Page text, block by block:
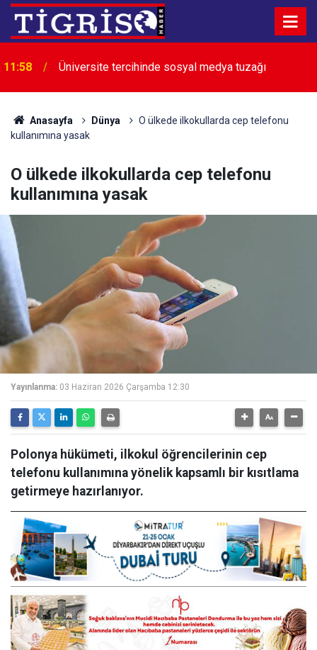
11:58 Üniversite tercihinde sosyal medya tuzağı
11:52
Spor hisseleri arasında yatırımcısını sadece
Beşiktaş sevindirdi
Anasayfa Dünya
O ülkede ilkokullarda cep telefonu
kullanımına yasak
O ülkede ilkokullarda cep telefonu
kullanımına yasak
Yayınlanma: 03 Haziran 2026 Çarşamba 12:30
Polonya hükümeti, ilkokul öğrencilerinin cep
telefonu kullanımına yönelik kapsamlı bir kısıtlama
getirmeye hazırlanıyor.